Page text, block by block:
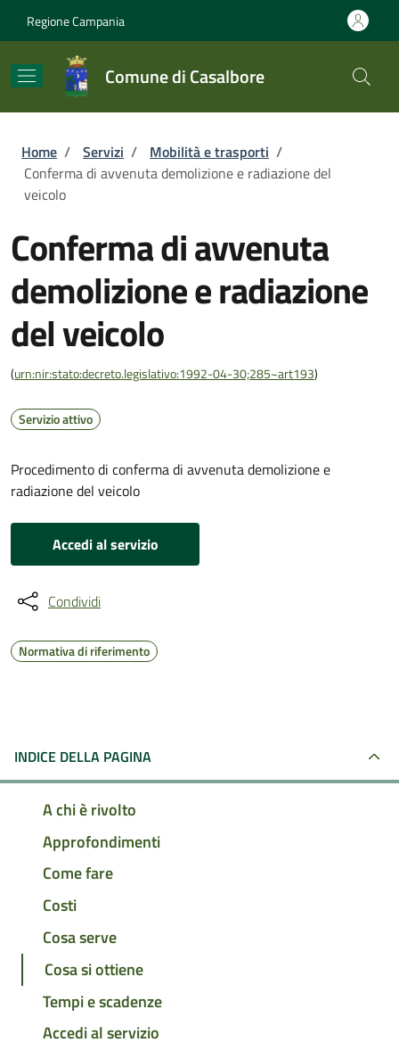
Regione Campania
Comune di Casalbore
Briciole di pane
Home / Servizi / Mobilità e trasporti /
Conferma di avvenuta demolizione e radiazione del
veicolo
Conferma di avvenuta
demolizione e radiazione
del veicolo
(urn:nir:stato:decreto.legislativo:1992-04-30;285~art193)
Servizio attivo
Procedimento di conferma di avvenuta demolizione e
radiazione del veicolo
Accedi al servizio
Condividi
Normativa di riferimento
INDICE DELLA PAGINA
A chi è rivolto
Approfondimenti
Come fare
Costi
Cosa serve
Cosa si ottiene
Tempi e scadenze
Accedi al servizio